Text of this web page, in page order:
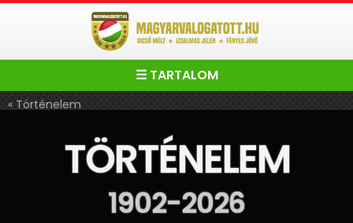
☰ TARTALOM
« Történelem
TÖRTÉNELEM
1902-2026